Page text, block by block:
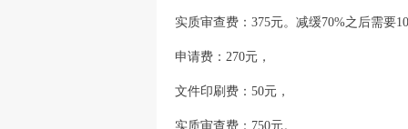
实质审查费：375元。减缓70%之后需要
申请费：270元，
文件印刷费：50元，
实质审查费：750元。